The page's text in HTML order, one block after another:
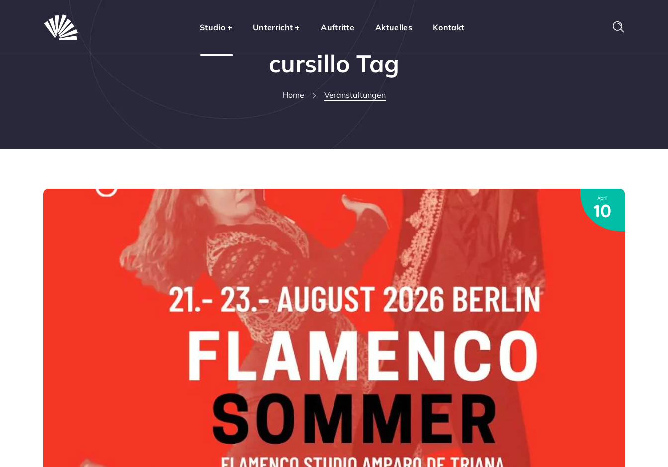
Studio Unterricht Auftritte Aktuelles Kontakt
cursillo Tag
Home Veranstaltungen
April
10